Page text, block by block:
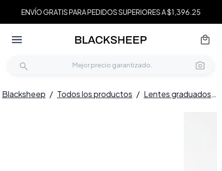
ENVÍO GRATIS PARA PEDIDOS SUPERIORES A $1,396.25
Blacksheep / Todos los productos / Lentes graduados /